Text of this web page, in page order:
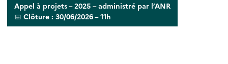
Appel à projets – 2025 – administré par l’ANR
📅 Clôture : 30/06/2026 – 11h